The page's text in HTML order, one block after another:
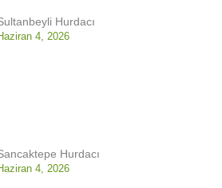
Hurdacı
4, 2026
Hurdacı
4, 2026